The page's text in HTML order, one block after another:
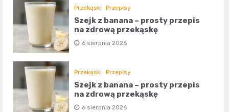
Przekąski Przepisy
Szejk z banana – prosty przepis
na zdrową przekąskę
6 sierpnia 2026
Przekąski Przepisy
Szejk z banana – prosty przepis
na zdrową przekąskę
6 sierpnia 2026